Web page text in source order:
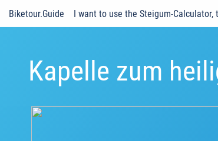
Biketour.Guide I want to use the Steigum-Calculator,
Kapelle zum